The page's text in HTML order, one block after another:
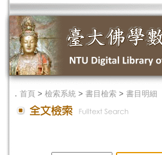
． 首頁 > 檢索系統 > 書目檢索 > 書目明細